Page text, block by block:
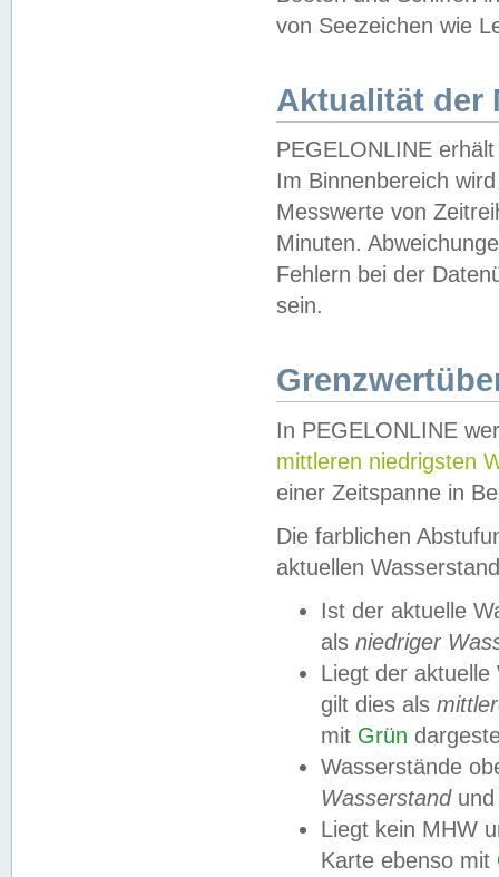
von Seezeichen wie
Aktualität der
PEGELONLINE
Im Binnenbereich
Messwerte von
Minuten.
Fehlern bei der
sein.
In PEGELONLINE
mittleren niedrigsten
einer Zeitspanne in
Die farblichen
aktuellen
Ist der aktuelle
als niedriger
Liegt der
gilt dies als
mit Grün
Wasserstände
Wasserstandund
Liegt kein MHW
Karte ebenso mit